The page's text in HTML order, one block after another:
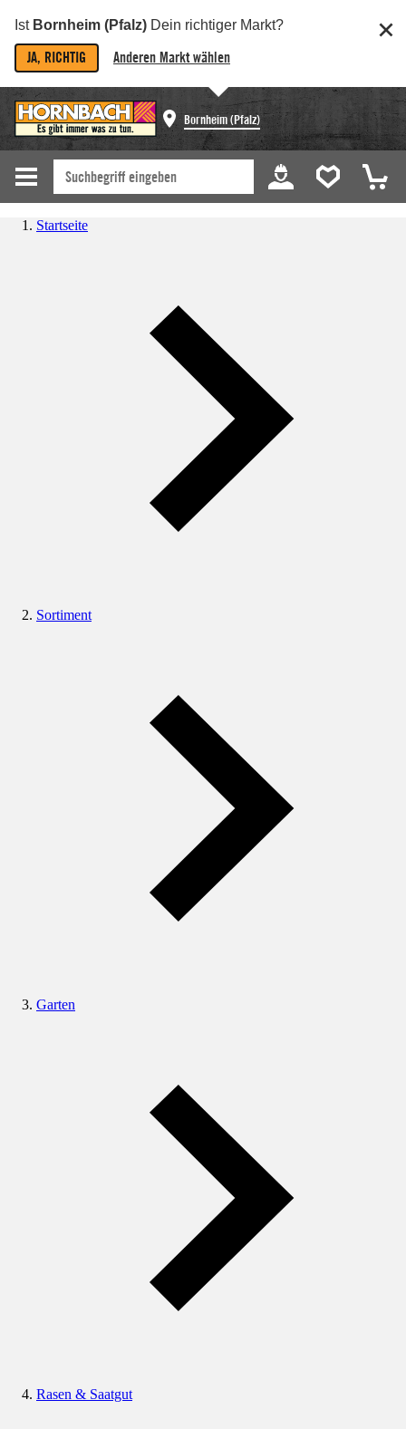
Ist Bornheim (Pfalz) Dein richtiger Markt?
JA, RICHTIG Anderen Markt wählen
Bornheim (Pfalz)
Startseite
Sortiment
Garten
Rasen & Saatgut